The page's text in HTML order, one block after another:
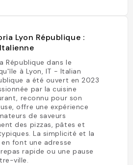
Lyon République :
République dans le
à Lyon, IT - Italian
a été ouvert en 2023
par la cuisine
reconnu pour son
offre une expérience
de saveurs
des pizzas, pâtes et
La simplicité et la
font une adresse
rapide ou une pause
ville.